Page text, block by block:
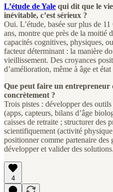
L’étude de Yale qui dit que le
inévitable, c’est sérieux ?
Oui. L’étude, basée sur plus de
ans, montre que près de la moitié
capacités cognitives, physiques,
facteur déterminant : la manière
vieillissement. Des croyances
d’amélioration, même à âge et
Que peut faire un entrepreneur
concrètement ?
Trois pistes : développer des
(apps, capteurs, bilans d’âge
caisses de retraite ; structurer des
scientifiquement (activité
positionner comme partenaire
développer et valider des solutions.
4